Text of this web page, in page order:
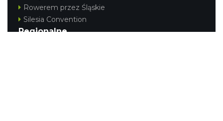
Rowerem przez Śląskie
Silesia Convention
Regionalne